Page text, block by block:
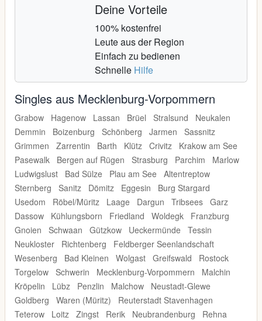
Deine Vorteile
100% kostenfrei
Leute aus der Region
Einfach zu bedienen
Schnelle Hilfe
Singles aus Mecklenburg-Vorpommern
Grabow Hagenow Lassan Brüel Stralsund
Neukalen
Demmin
Boizenburg Schönberg Jarmen
Sassnitz
Grimmen
Zarrentin Barth Klütz Crivitz
Krakow am See
Pasewalk
Bergen auf Rügen Strasburg Parchim
Marlow
Ludwigslust
Bad Sülze Plau am See
Altentreptow
Sternberg
Sanitz Dömitz Eggesin
Burg Stargard
Usedom
Röbel/Müritz Laage Dargun Tribsees Garz
Dassow
Kühlungsborn Friedland Woldegk
Franzburg
Gnoien
Schwaan Gützkow Ueckermünde
Tessin
Neukloster
Richtenberg
Feldberger Seenlandschaft
Wesenberg
Bad Kleinen Wolgast Greifswald
Rostock
Torgelow Schwerin Mecklenburg-Vorpommern
Malchin
Kröpelin
Lübz Penzlin Malchow
Neustadt-Glewe
Goldberg
Waren (Müritz)
Reuterstadt Stavenhagen
Teterow
Loitz Zingst Rerik Neubrandenburg
Rehna